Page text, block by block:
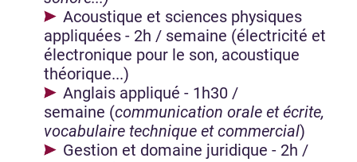
Acoustique et sciences physiques
appliquées - 2h / semaine (électricité et
électronique pour le son, acoustique
théorique...)
Anglais appliqué - 1h30 /
semaine (communication orale et écrite,
vocabulaire technique et commercial)
Gestion et domaine juridique - 2h /